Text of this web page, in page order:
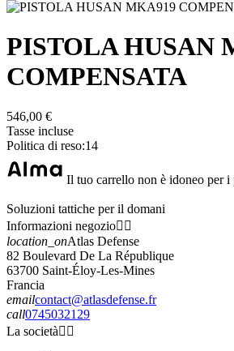
PISTOLA HUSAN
COMPENSATA
546,00 €
Tasse incluse
Politica di reso:14
Il tuo carrello non è idoneo per i
Soluzioni tattiche per il domani
Informazioni negozio 
location_onAtlas Defense
82 Boulevard De La République
63700 Saint-Éloy-Les-Mines
Francia
emailcontact@atlasdefense.fr
call0745032129
La società 